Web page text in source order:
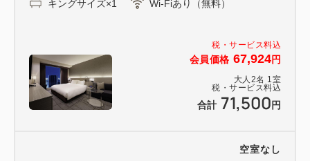
税・サービス料込
会員価格 67,924円
大人 2名 1 室
税・サービス料込
合計 71,500円
キングサイズ×1 Wi-Fiあり（無料）
空室なし